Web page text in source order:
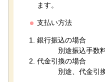
ます。
支払い方法
銀行振込の場合
別途振込手数料
代金引換の場合
別途、代金引換